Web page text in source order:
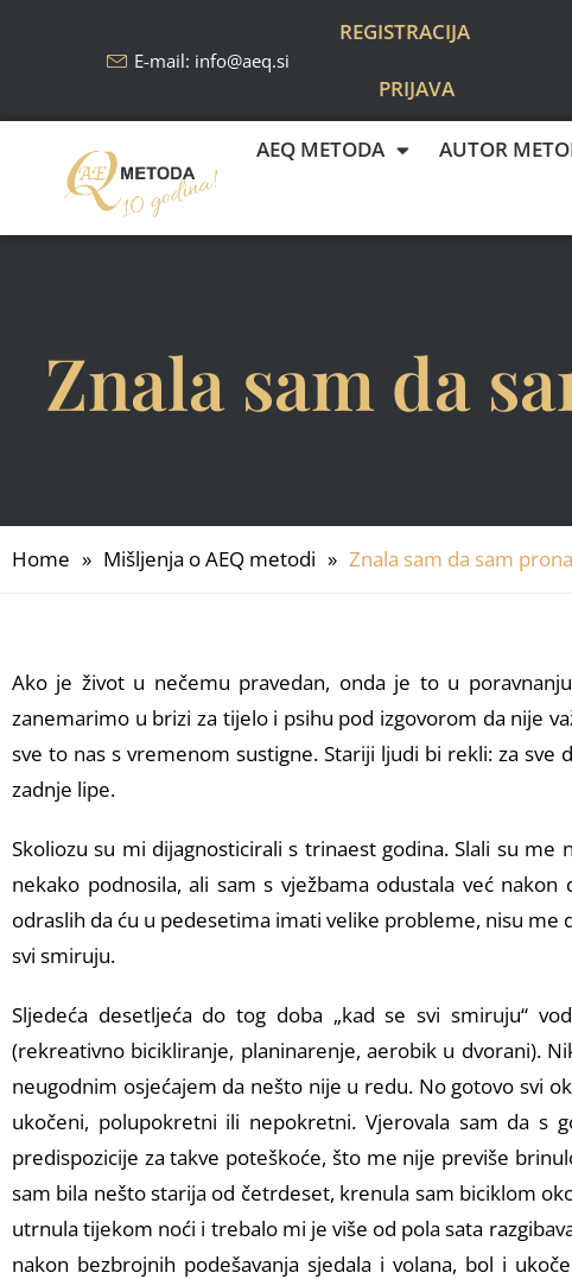
E-mail: info@aeq.si
REGISTRACIJA
PRIJAVA
AEQ METODA AUTOR
Znala sam da
Home » Mišljenja o AEQ metodi » Znala sam da sam
Ako je život u nečemu pravedan, onda je to u
zanemarimo u brizi za tijelo i psihu pod izgovorom da nije
sve to nas s vremenom sustigne. Stariji ljudi bi rekli: za
zadnje lipe.
Skoliozu su mi dijagnosticirali s trinaest godina. Slali su
nekako podnosila, ali sam s vježbama odustala već
odraslih da ću u pedesetima imati velike probleme, nisu me
svi smiruju.
Sljedeća desetljeća do tog doba „kad se svi smiruju“
(rekreativno bicikliranje, planinarenje, aerobik u dvorani).
neugodnim osjećajem da nešto nije u redu. No gotovo svi
ukočeni, polupokretni ili nepokretni. Vjerovala sam da s
predispozicije za takve poteškoće, što me nije previše
sam bila nešto starija od četrdeset, krenula sam biciklom
utrnula tijekom noći i trebalo mi je više od pola sata
nakon bezbrojnih podešavanja sjedala i volana, bol i